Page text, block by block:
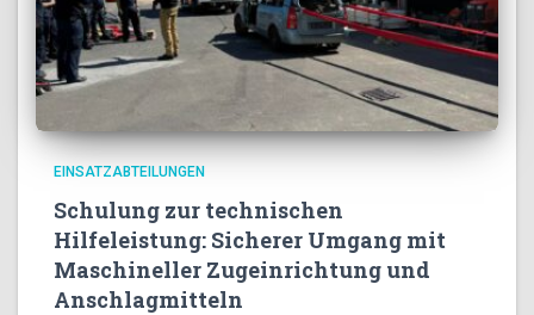
EINSATZABTEILUNGEN
Schulung zur technischen
Hilfeleistung: Sicherer Umgang mit
Maschineller Zugeinrichtung und
Anschlagmitteln